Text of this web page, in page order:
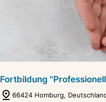
Fortbildung
66424 Homburg,